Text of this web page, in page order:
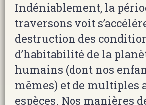
Indéniablement, la
traversons voit
destruction des
d’habitabilité de la
humains (dont nos
mêmes) et de multiples
espèces. Nos manières